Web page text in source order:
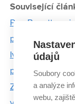
Související
Pan Benetton si
pavilon, říkají
Ivan Koleček:
přepychově
Známky nejsou
údajů
Soubory
a analýze
webu,